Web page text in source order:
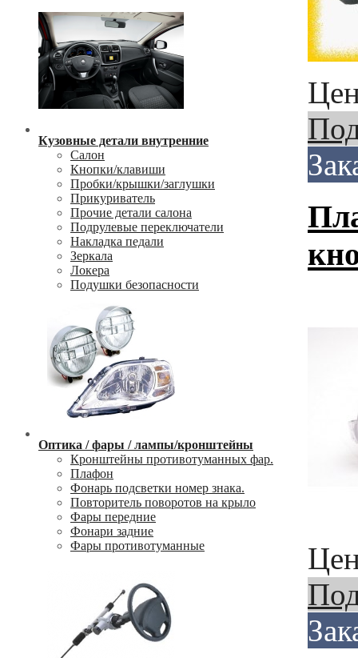
Кузовные детали внутренние
Салон
Кнопки/клавиши
Пробки/крышки/заглушки
Прикуриватель
Прочие детали салона
Подрулевые переключатели
Накладка педали
Зеркала
Локера
Подушки безопасности
Оптика / фары / лампы/кронштейны
Кронштейны противотуманных фар.
Плафон
Фонарь подсветки номер знака.
Повторитель поворотов на крыло
Фары передние
Фонари задние
Фары противотуманные